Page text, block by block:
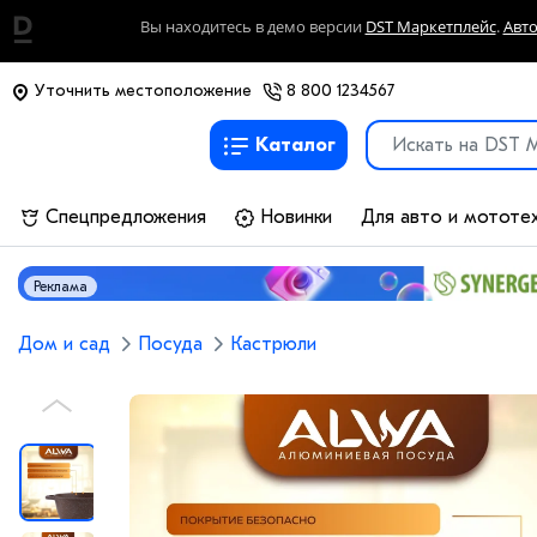
Вы находитесь в демо версии DST Маркетплейс.
Уточнить местоположение 8 800 1234567
Каталог
Спецпредложения Новинки Для авто и
Реклама
Дом и сад Посуда Кастрюли
r
e
vi